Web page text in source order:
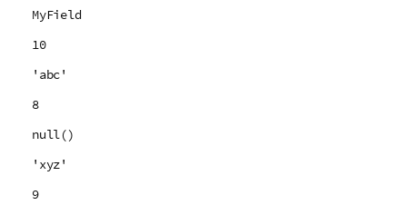
MyField
10
'abc'
8
null()
'xyz'
9